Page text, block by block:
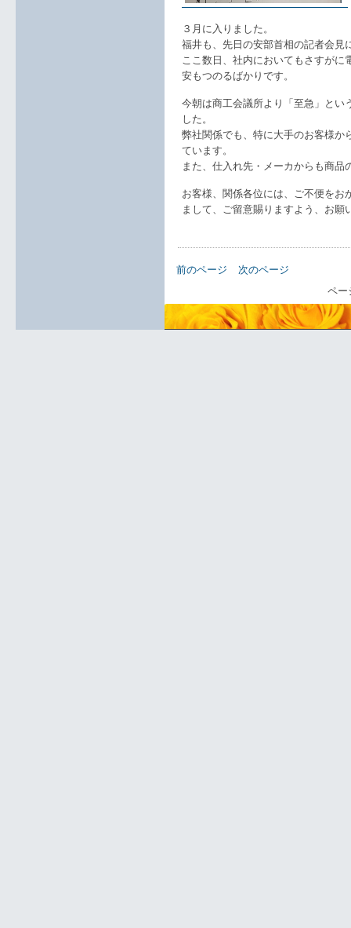
３月に入りました。
福井も、先日の安部首相の記者会見
ここ数日、社内においてもさすがに
安もつのるばかりです。
今朝は商工会議所より「至急」とい
した。
弊社関係でも、特に大手のお客様か
ています。
また、仕入れ先・メーカからも商
お客様、関係各位には、ご不便をお
まして、ご留意賜りますよう、お願
前のページ
次のページ
ペー